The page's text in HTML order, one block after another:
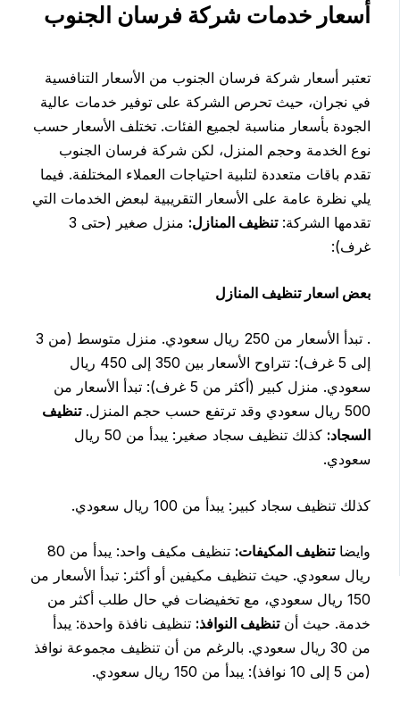
أسعار خدمات شركة فرسان الجنوب
تعتبر أسعار شركة فرسان الجنوب من الأسعار التنافسية
في نجران، حيث تحرص الشركة على توفير خدمات عالية
الجودة بأسعار مناسبة لجميع الفئات. تختلف الأسعار حسب
نوع الخدمة وحجم المنزل، لكن شركة فرسان الجنوب
تقدم باقات متعددة لتلبية احتياجات العملاء المختلفة. فيما
يلي نظرة عامة على الأسعار التقريبية لبعض الخدمات التي
تقدمها الشركة: تنظيف المنازل:
منزل صغير (حتى 3
غرف):
بعض اسعار تنظيف المنازل
. تبدأ الأسعار من 250 ريال سعودي. منزل متوسط (من 3
إلى 5 غرف): تتراوح الأسعار بين 350 إلى 450 ريال
سعودي. منزل كبير (أكثر من 5 غرف): تبدأ الأسعار من
500 ريال سعودي وقد ترتفع حسب حجم المنزل.
تنظيف
السجاد:
كذلك تنظيف سجاد صغير: يبدأ من 50 ريال
سعودي.
كذلك تنظيف سجاد كبير: يبدأ من 100 ريال سعودي.
وايضاتنظيف المكيفات:
تنظيف مكيف واحد: يبدأ من 80
ريال سعودي. حيث تنظيف مكيفين أو أكثر: تبدأ الأسعار من
150 ريال سعودي، مع تخفيضات في حال طلب أكثر من
خدمة. حيث أنتنظيف النوافذ:تنظيف نافذة واحدة: يبدأ
من 30 ريال سعودي. بالرغم من أن تنظيف مجموعة نوافذ
(من 5 إلى 10 نوافذ): يبدأ من 150 ريال سعودي.